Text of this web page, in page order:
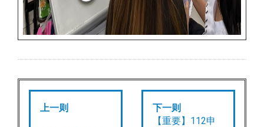
上一则
下一则
【重要】112申